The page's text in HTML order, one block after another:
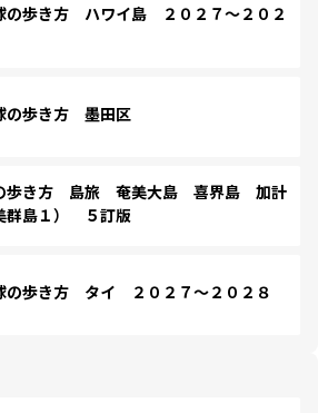
歩き方 ハワイ島 ２０２７～２０２
の歩き方 墨田区
歩き方 島旅 奄美大島 喜界島 加計
群島１） ５訂版
の歩き方 タイ ２０２７～２０２８